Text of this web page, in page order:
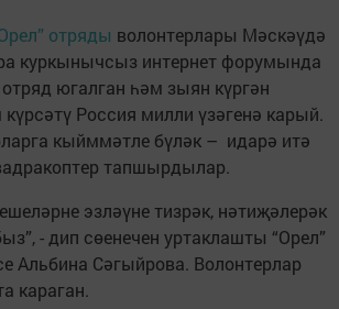
отряды волонтерлары Мәскәүдә
куркынычсыз интернет форумында
югалган һәм зыян күргән
Россия милли үзәгенә карый.
кыйммәтле бүләк – идарә итә
тапшырдылар.
эзләүне тизрәк, нәтиҗәлерәк
- дип сөенечен уртаклашты “Орел”
Альбина Сәгыйрова. Волонтерлар
караган.